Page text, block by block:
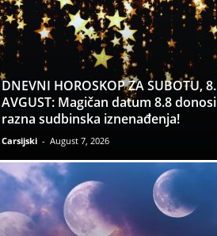
DNEVNI HOROSKOP ZA SUBOTU, 8.
AVGUST: Magičan datum 8.8 donosi
razna sudbinska iznenađenja!
Carsijski - August 7, 2026